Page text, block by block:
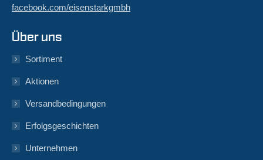
facebook.com/eisenstarkgmbh
Über uns
Sortiment
Aktionen
Versandbedingungen
Erfolgsgeschichten
Unternehmen